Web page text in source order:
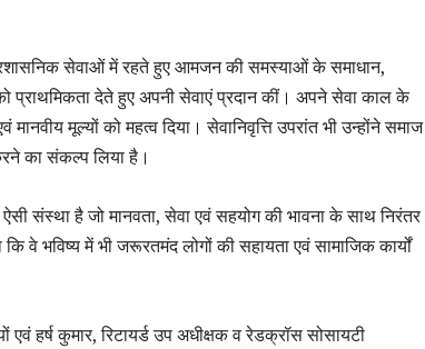
सेवाओं में रहते हुए आमजन की समस्याओं के समाधान,
को प्राथमिकता देते हुए अपनी सेवाएं प्रदान कीं। अपने सेवा काल के
मानवीय मूल्यों को महत्व दिया। सेवानिवृत्ति उपरांत भी उन्होंने समाज
का संकल्प लिया है।
संस्था है जो मानवता, सेवा एवं सहयोग की भावना के साथ निरंतर
कि वे भविष्य में भी जरूरतमंद लोगों की सहायता एवं सामाजिक कार्यों
हर्ष कुमार, रिटायर्ड उप अधीक्षक व रेडक्रॉस सोसायटी